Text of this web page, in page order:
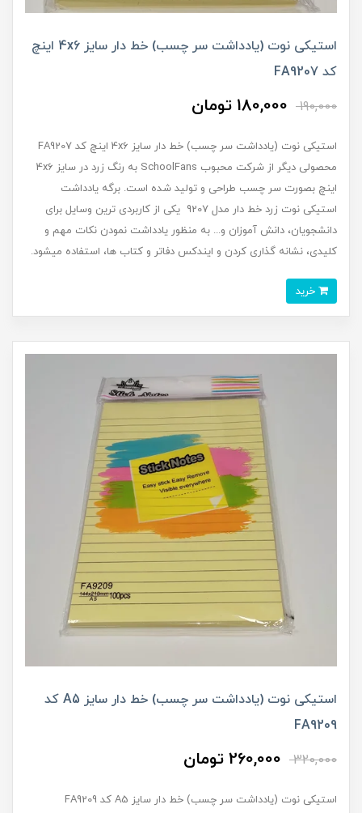
استیکی نوت (یادداشت سر چسب) خط دار سایز 4x6 اینچ
کد FA9207
190,000
180,000 تومان
استیکی نوت (یادداشت سر چسب) خط دار سایز 4x6 اینچ کد FA9207
محصولی دیگر از شرکت محبوب SchoolFans به رنگ زرد در سایز 4x6
اینچ بصورت سر چسب طراحی و تولید شده است. برگه یادداشت
استیکی نوت زرد خط دار مدل 9207 یکی از کاربردی ترین وسایل برای
دانشجویان، دانش آموزان و... به منظور یادداشت نمودن نکات مهم و
کلیدی، نشانه گذاری کردن و ایندکس دفاتر و کتاب ها، استفاده میشود.
استیکی نوت (یادداشت سر چسب) خط دار سایز A5 کد
FA9209
320,000
260,000 تومان
استیکی نوت (یادداشت سر چسب) خط دار سایز A5 کد FA9209